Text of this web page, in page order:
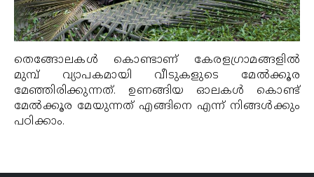
തെങ്ങോലകള്‍ കൊണ്ടാണ് കേരളഗ്രാമങ്ങളില്‍
മുമ്പ് വ്യാപകമായി വീടുകളുടെ മേല്‍ക്കൂര
മേഞ്ഞിരിക്കുന്നത്. ഉണങ്ങിയ ഓലകള്‍ കൊണ്ട്
മേല്‍ക്കൂര മേയുന്നത് എങ്ങിനെ എന്ന് നിങ്ങള്‍ക്കും
പഠിക്കാം.